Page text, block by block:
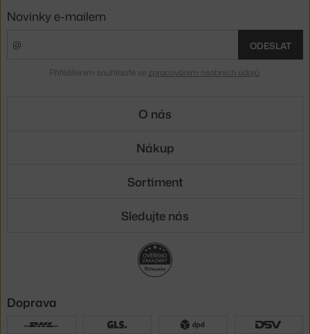
Novinky e-mailem
ODESLAT
Přihlášením souhlasíte se zpracováním osobních údajů
O nás
Nákup
Sortiment
Sledujte nás
Doprava